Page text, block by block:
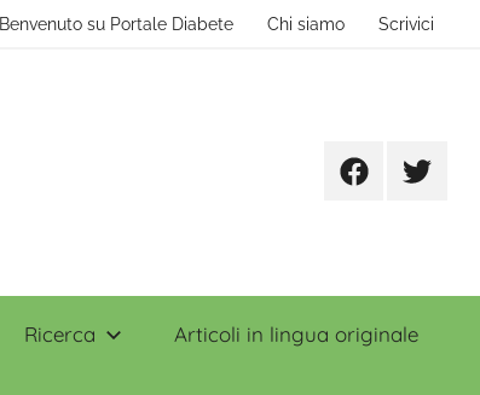
Benvenuto su Portale Diabete Chi siamo Scrivici
FacebookTwitter
Ricerca Articoli in lingua originale